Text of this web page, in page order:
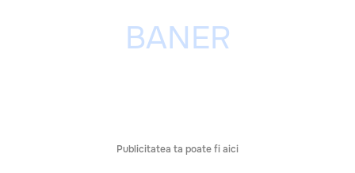
Publicitatea ta poate fi aici